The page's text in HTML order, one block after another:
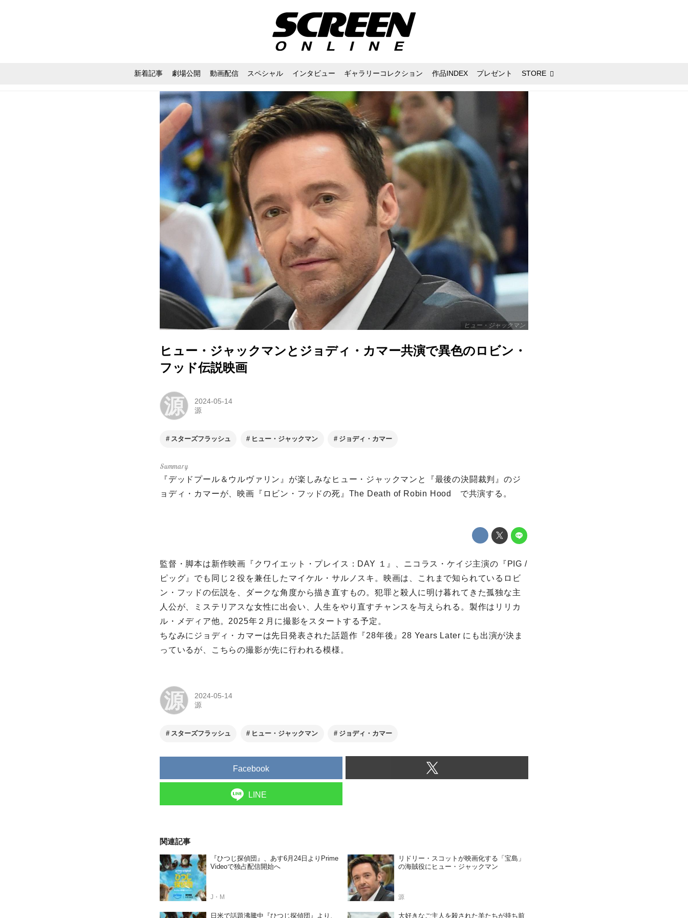
新着記事 劇場公開 動画配信 スペシャル インタビュー ギャラリーコレクション 作品INDEX プレゼント STORE
ヒュー・ジャックマン
ヒュー・ジャックマンとジョディ・カマー共演で異色のロビン・
フッド伝説映画
源
2024-05-14
源
スターズフラッシュ ヒュー・ジャックマン ジョディ・カマー
『デッドプール＆ウルヴァリン』が楽しみなヒュー・ジャックマンと『最後の決闘裁判』のジ
ョディ・カマーが、映画『ロビン・フッドの死』The Death of Robin Hood で共演する。
監督・脚本は新作映画『クワイエット・プレイス：DAY １』、ニコラス・ケイジ主演の『PIG /
ピッグ』でも同じ２役を兼任したマイケル・サルノスキ。映画は、これまで知られているロビ
ン・フッドの伝説を、ダークな角度から描き直すもの。犯罪と殺人に明け暮れてきた孤独な主
人公が、ミステリアスな女性に出会い、人生をやり直すチャンスを与えられる。製作はリリカ
ル・メディア他。2025年２月に撮影をスタートする予定。
ちなみにジョディ・カマーは先日発表された話題作『28年後』28 Years Later にも出演が決ま
っているが、こちらの撮影が先に行われる模様。
源
2024-05-14
源
スターズフラッシュ ヒュー・ジャックマン ジョディ・カマー
Facebook
LINE
関連記事
『ひつじ探偵団』、あす6月24日よりPrime
Videoで独占配信開始へ
J・M
リドリー・スコットが映画化する「宝島」
の海賊役にヒュー・ジャックマン
源
日米で話題沸騰中『ひつじ探偵団』より、 大好きなご主人を殺された羊たちが持ち前